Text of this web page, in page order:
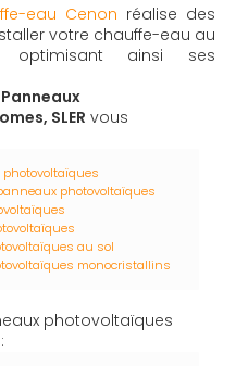
eau Cenon réalise des
votre chauffe-eau au
optimisant ainsi ses
Panneaux
SLER vous
photovoltaïques
au sol
monocristallins
photovoltaïques